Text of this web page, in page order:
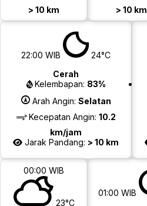
> 10 km
> 10 km
22:00 WIB
24°C
Cerah
Kelembapan: 83%
Arah Angin: Selatan
Kecepatan Angin: 10.2
km/jam
Jarak Pandang: > 10 km
00:00 WIB
23°C
01:00 WIB